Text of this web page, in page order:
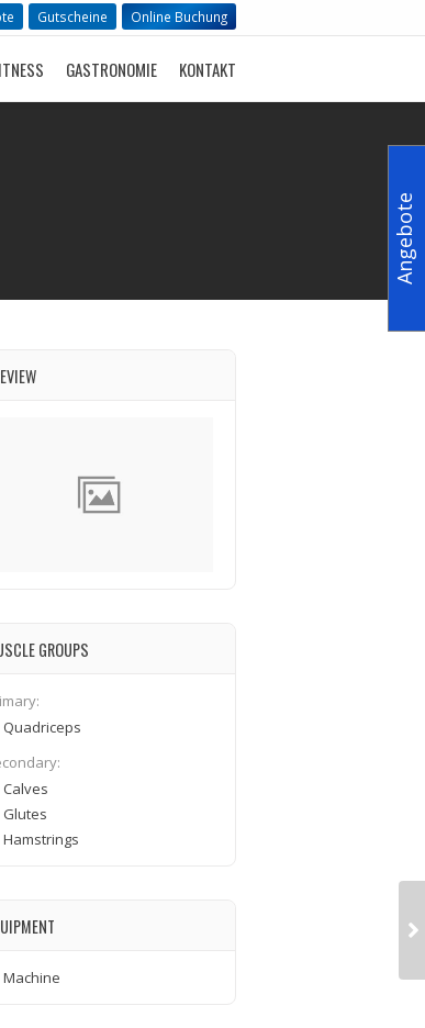
Gutscheine Online Buchung
GASTRONOMIE KONTAKT
GROUPS
Quadriceps
Calves
Glutes
Hamstrings
Machine
Angebote